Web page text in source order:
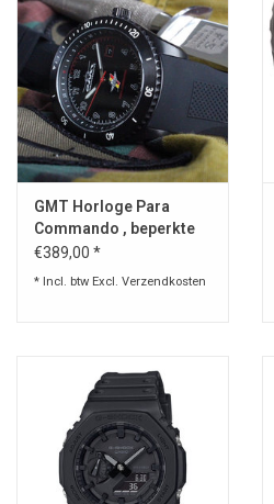
Messen & Multitools
Schoenen
Speelgoed
Survival
GMT Horloge Para
Commando , beperkte
Editie
€389,00 *
* Incl. btw Excl. Verzendkosten